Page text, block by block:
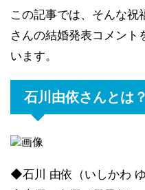
この記事では、そんな祝
さんの結婚発表コメント
います。
石川由依さんとは？
◆石川 由依（いしかわ ゆ